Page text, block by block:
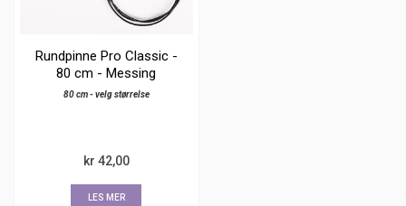
Rundpinne Pro Classic -
80 cm - Messing
80 cm - velg størrelse
kr 42,00
LES MER